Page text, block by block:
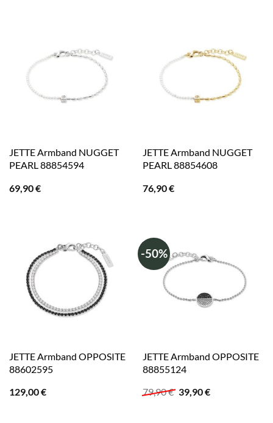
JETTE Armband NUGGET
PEARL 88854594
69,90€
JETTE Armband NUGGET
PEARL 88854608
76,90€
JETTE Armband OPPOSITE
88602595
129,00€
-50%
JETTE Armband OPPOSITE
88855124
79,90€ Ursprünglicher
39,90€Aktueller